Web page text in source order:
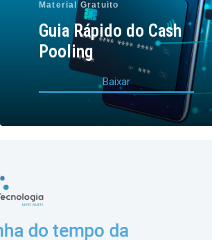
Material Gratuito
Guia Rápido do Cash
Pooling
Baixar